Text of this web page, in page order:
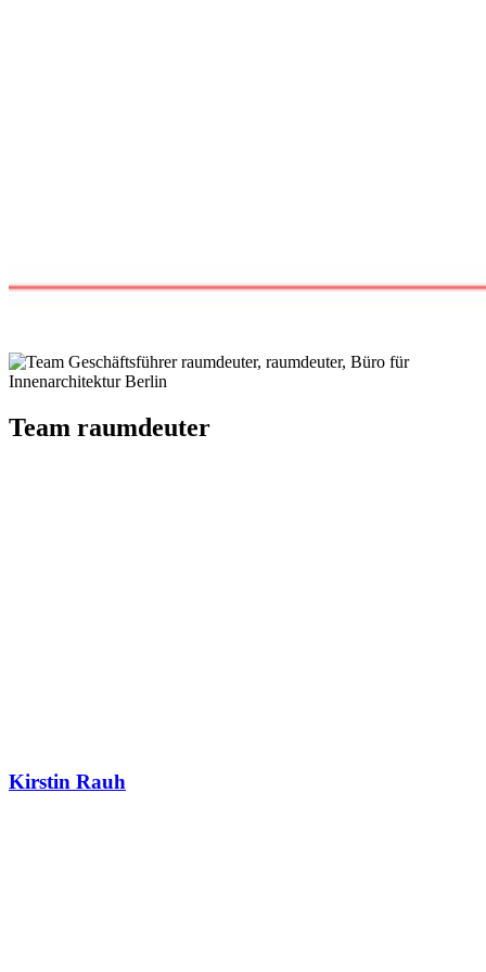
Team raumdeuter
Kirstin Rauh